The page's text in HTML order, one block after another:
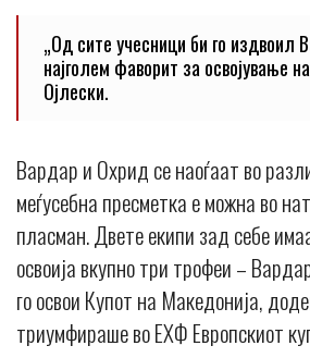
„Од сите учесници би го издвоил
најголем фаворит за освојување
Ојлески.
Вардар и Охрид се наоѓаат во
меѓусебна пресметка е можна во
пласман. Двете екипи зад себе
освоија вкупно три трофеи –
го освои Купот на Македонија,
триумфираше во ЕХФ Европскиот